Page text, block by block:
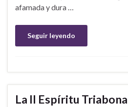
afamada y dura …
Seguir leyendo
La II Espíritu